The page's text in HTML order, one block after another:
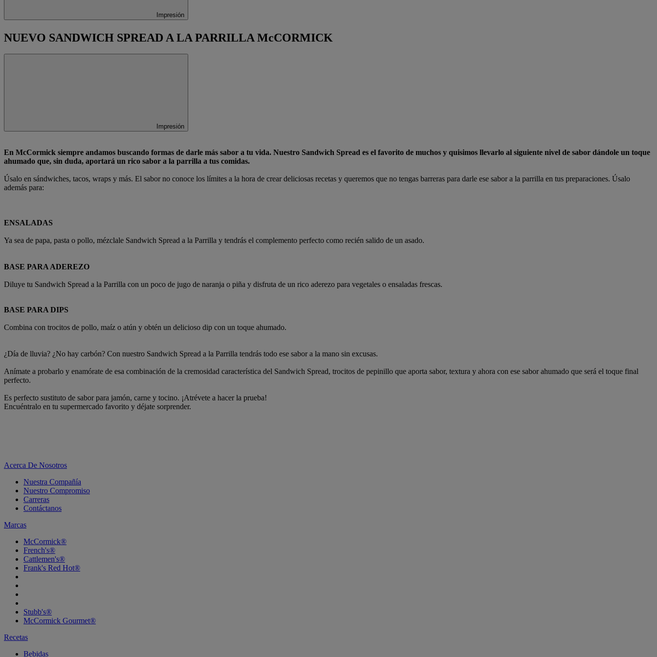
Impresión
NUEVO SANDWICH SPREAD A LA PARRILLA McCORMICK
Impresión
En McCormick siempre andamos buscando formas de darle más sabor a tu vida. Nuestro Sandwich Spread es el favorito de muchos y quisimos llevarlo al siguiente nivel de sabor dándole un toque
ahumado que, sin duda, aportará un rico sabor a la parrilla a tus comidas.
Úsalo en sándwiches, tacos, wraps y más. El sabor no conoce los límites a la hora de crear deliciosas recetas y queremos que no tengas barreras para darle ese sabor a la parrilla en tus preparaciones. Úsalo
además para:
ENSALADAS
Ya sea de papa, pasta o pollo, mézclale Sandwich Spread a la Parrilla y tendrás el complemento perfecto como recién salido de un asado.
BASE PARA ADEREZO
Diluye tu Sandwich Spread a la Parrilla con un poco de jugo de naranja o piña y disfruta de un rico aderezo para vegetales o ensaladas frescas.
BASE PARA DIPS
Combina con trocitos de pollo, maíz o atún y obtén un delicioso dip con un toque ahumado.
¿Día de lluvia? ¿No hay carbón? Con nuestro Sandwich Spread a la Parrilla tendrás todo ese sabor a la mano sin excusas.
Anímate a probarlo y enamórate de esa combinación de la cremosidad característica del Sandwich Spread, trocitos de pepinillo que aporta sabor, textura y ahora con ese sabor ahumado que será el toque final
perfecto.
Es perfecto sustituto de sabor para jamón, carne y tocino. ¡Atrévete a hacer la prueba!
Encuéntralo en tu supermercado favorito y déjate sorprender.
Acerca De Nosotros
Nuestra Compañía
Nuestro Compromiso
Carreras
Contáctanos
Marcas
McCormick®
French's®
Cattlemen's®
Frank's Red Hot®
Stubb's®
McCormick Gourmet®
Recetas
Bebidas